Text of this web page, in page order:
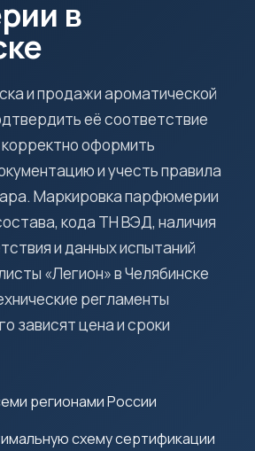
в
и продажи ароматической
её соответствие
оформить
и учесть правила
Маркировка парфюмерии
кода ТН ВЭД, наличия
и данных испытаний
«Легион» в Челябинске
регламенты
зависят цена и сроки
регионами России
схему сертификации